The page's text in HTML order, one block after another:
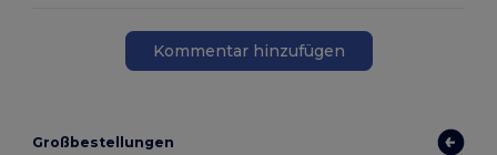
Kommentar hinzufügen
Großbestellungen